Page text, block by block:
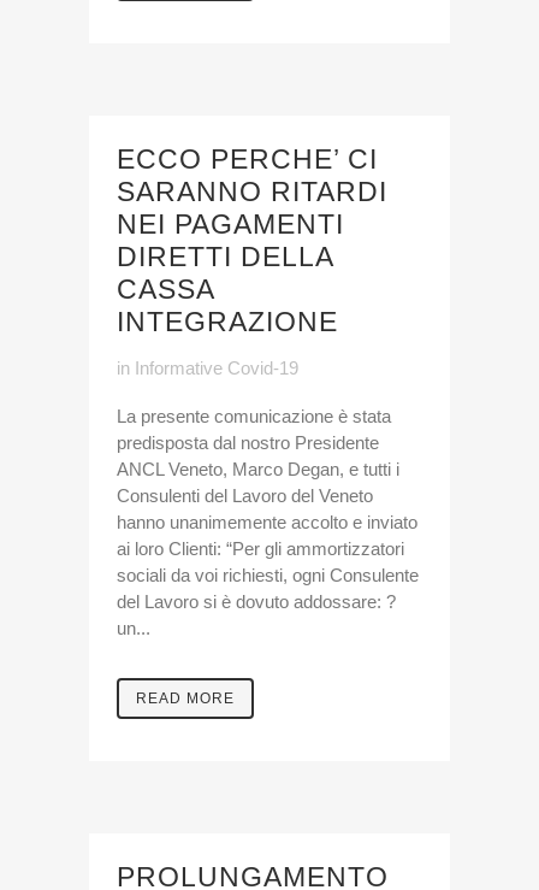
ECCO PERCHE’ CI
SARANNO RITARDI
NEI PAGAMENTI
DIRETTI DELLA
CASSA
INTEGRAZIONE
in Informative Covid-19
La presente comunicazione è stata
predisposta dal nostro Presidente
ANCL Veneto, Marco Degan, e tutti i
Consulenti del Lavoro del Veneto
hanno unanimemente accolto e inviato
ai loro Clienti: “Per gli ammortizzatori
sociali da voi richiesti, ogni Consulente
del Lavoro si è dovuto addossare: ?
un...
READ MORE
PROLUNGAMENTO